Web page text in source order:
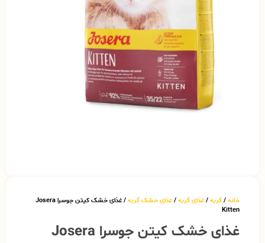
خانه / گربه /غذای گربه /غذای خشک گربه
/ غذای خشک کیتن جوسرا Josera
Kitten
غذای خشک کیتن جوسرا Josera